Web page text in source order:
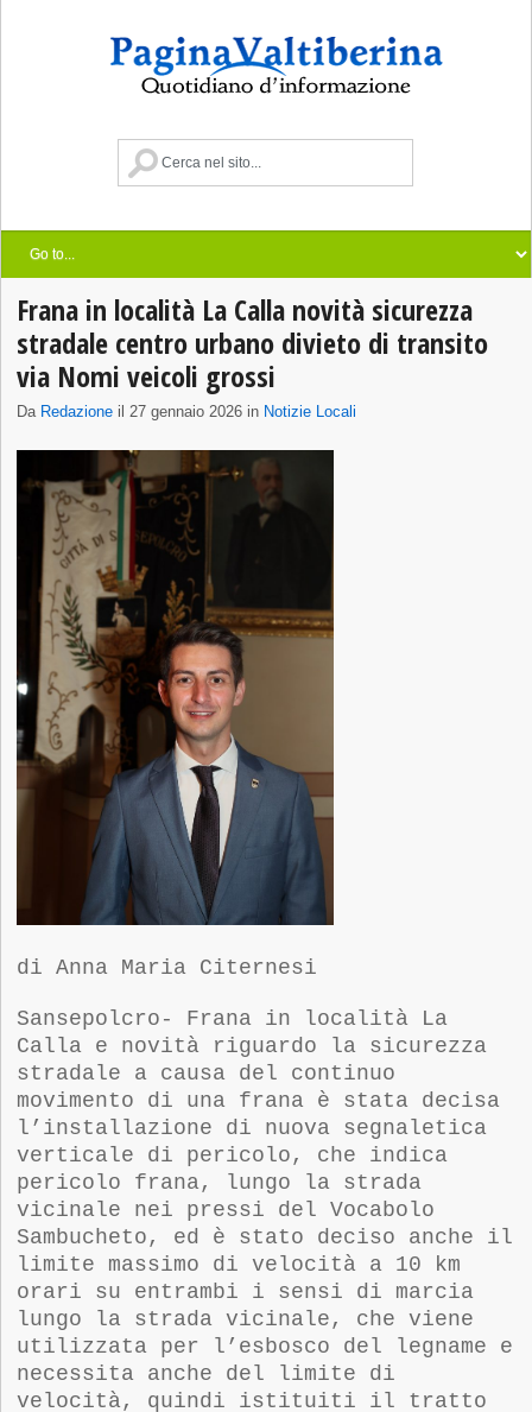
Frana in località La Calla novità sicurezza
stradale centro urbano divieto di transito
via Nomi veicoli grossi
Da Redazione il 27 gennaio 2026 in Notizie Locali
di Anna Maria Citernesi
Sansepolcro- Frana in località La
Calla e novità riguardo la sicurezza
stradale a causa del continuo
movimento di una frana è stata decisa
l’installazione di nuova segnaletica
verticale di pericolo, che indica
pericolo frana, lungo la strada
vicinale nei pressi del Vocabolo
Sambucheto, ed è stato deciso anche il
limite massimo di velocità a 10 km
orari su entrambi i sensi di marcia
lungo la strada vicinale, che viene
utilizzata per l’esbosco del legname e
necessita anche del limite di
velocità, quindi istituiti il tratto